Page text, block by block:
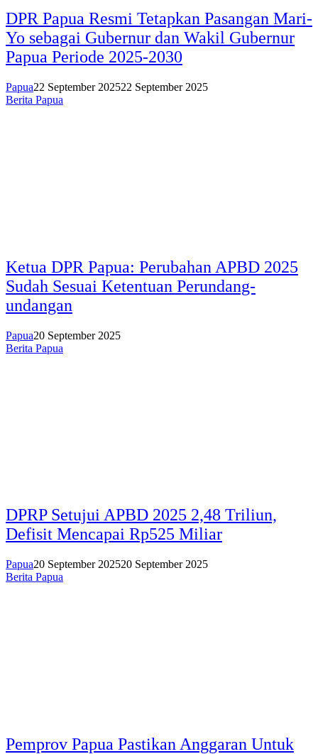
DPR Papua Resmi Tetapkan Pasangan Mari-
Yo sebagai Gubernur dan Wakil Gubernur
Papua Periode 2025-2030
Papua22 September 202522 September 2025
Berita Papua
Ketua DPR Papua: Perubahan APBD 2025
Sudah Sesuai Ketentuan Perundang-
undangan
Papua20 September 2025
Berita Papua
DPRP Setujui APBD 2025 2,48 Triliun,
Defisit Mencapai Rp525 Miliar
Papua20 September 202520 September 2025
Berita Papua
Pemprov Papua Pastikan Anggaran Untuk